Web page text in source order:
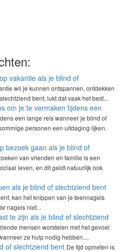
vakantie als je blind of
wil je kunnen ontspannen, ontdekken
bent, lukt dat vaak het best...
om je te vermaken tijdens een
een lange reis wanneer je blind of
personen een uitdaging lijken.
bezoek gaan als je blind of
van vrienden en familie is een
leven, en dit geldt natuurlijk ook
als je blind of slechtziend bent
kan het knippen van je teennagels
nagels niet...
te zijn als je blind of slechtziend
mensen worstelen met het gevoel
ze hulp nodig hebben....
of slechtziend bent De tijd opmeten is